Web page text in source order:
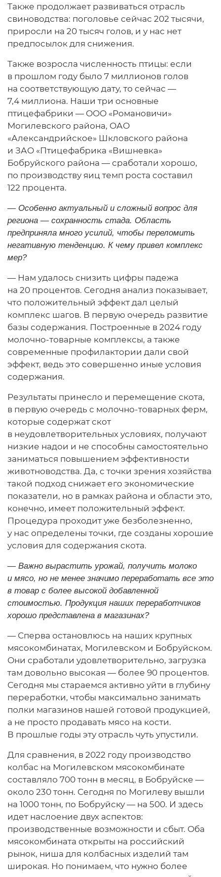
Также продолжает развиваться отрасль
свиноводства: поголовье сейчас 202 тысячи,
приросли на 20 тысяч голов, и у нас нет
предпосылок для снижения.
Также возросла численность птицы: если
в прошлом году было 7 миллионов голов
на соответствующую дату, то сейчас —
7,4 миллиона. Наши три основные
птицефабрики — ООО «Романовичи»
Могилевского района, ОАО
«Александрийское» Шкловского района
и ЗАО «Птицефабрика «Вишневка»
Бобруйского района — сработали хорошо,
по производству яиц темп роста составил
122 процента.
— Особенно актуальный и сложный вопрос для
региона — сохранность стада. Область
предприняла много усилий, чтобы переломить
негативную тенденцию. К чему привел комплекс
мер?
— Нам удалось снизить цифры падежа
на 20 процентов. Сегодня анализ показывает,
что положительный эффект дал целый
комплекс шагов. В первую очередь развитие
базы содержания. Построенные в 2024 году
молочно-товарные комплексы, а также
современные профилактории дали свой
эффект, ведь это совершенно иные условия
содержания.
Результаты принесло и перемещение скота,
в первую очередь с молочно-товарных ферм,
которые содержат скот
в неудовлетворительных условиях, получают
низкие надои и не способны самостоятельно
заниматься повышением эффективности
животноводства. Да, с точки зрения хозяйства
такой подход снижает его экономические
показатели, но в рамках района и области это,
конечно, имеет положительный эффект.
Процедура проходит уже безболезненно,
у нас определены точки, где созданы хорошие
условия для содержания скота.
— Важно вырастить урожай, получить молоко
и мясо, но не менее значимо переработать все это
в товар с более высокой добавленной
стоимостью. Продукция наших переработчиков
хорошо представлена в магазинах?
— Сперва остановлюсь на наших крупных
мясокомбинатах, Могилевском и Бобруйском.
Они сработали удовлетворительно, загрузка
там довольно высокая — более 90 процентов.
Сегодня мы стараемся активно уйти в глубину
переработки, чтобы максимально занимать
полки магазинов нашей готовой продукцией,
а не просто продавать мясо на кости.
В прошлые годы эту отрасль чуть упустили.
Для сравнения, в 2022 году производство
колбас на Могилевском мясокомбинате
составляло 700 тонн в месяц, в Бобруйске —
около 230 тонн. Сегодня по Могилеву вышли
на 1000 тонн, по Бобруйску — на 500. И здесь
идет наслоение двух аспектов:
производственные возможности и сбыт. Оба
мясокомбината открыты на российский
рынок, ниша для колбасных изделий там
широкая. Но понимаем, что нужно более